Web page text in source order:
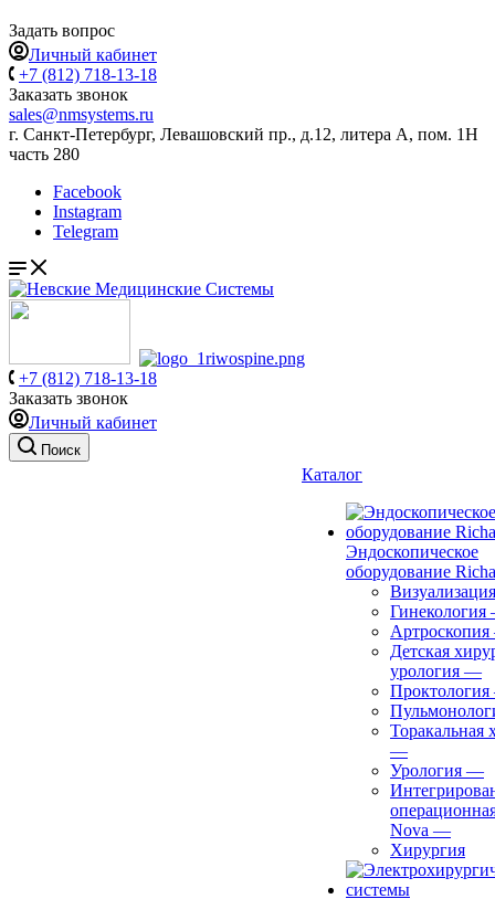
Задать вопрос
Личный кабинет
+7 (812) 718-13-18
Заказать звонок
sales@nmsystems.ru
г. Санкт-Петербург, Левашовский пр., д.12, литера А, пом. 1Н
часть 280
Facebook
Instagram
Telegram
+7 (812) 718-13-18
Заказать звонок
Личный кабинет
Поиск
Каталог
Эндоскопическое
оборудование
Визуализация
Гинекология
Артроскопия
Детская
урология —
Проктология
Торакальная
—
Урология —
Nova —
Хирургия